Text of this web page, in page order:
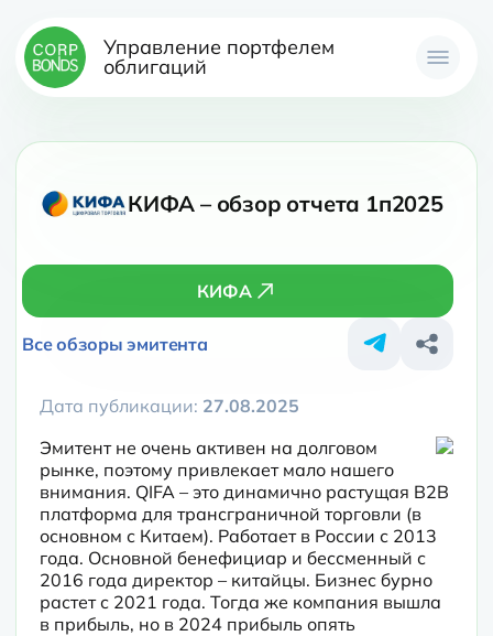
Управление портфелем
облигаций
КИФА – обзор отчета 1п2025
КИФА
Все обзоры эмитента
Дата публикации: 27.08.2025
Эмитент не очень активен на долговом
рынке, поэтому привлекает мало нашего
внимания. QIFA – это динамично растущая B2B
платформа для трансграничной торговли (в
основном с Китаем). Работает в России с 2013
года. Основной бенефициар и бессменный с
2016 года директор – китайцы. Бизнес бурно
растет с 2021 года. Тогда же компания вышла
в прибыль, но в 2024 прибыль опять